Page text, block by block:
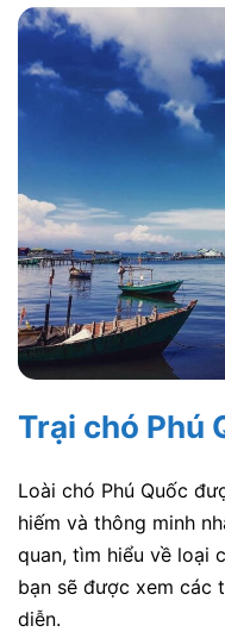
Trại chó Phú
Loài chó Phú Quốc
hiếm và thông minh
quan, tìm hiểu về loại
bạn sẽ được xem các
diễn.